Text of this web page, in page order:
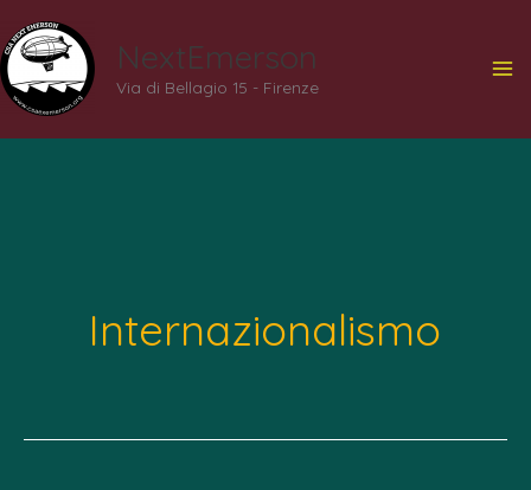
Vai
al
contenuto
NextEmerson
Via di Bellagio 15 - Firenze
Internazionalismo